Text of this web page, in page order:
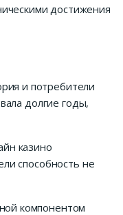
достижения
и потребители
долгие годы,
казино
способность не
компонентом